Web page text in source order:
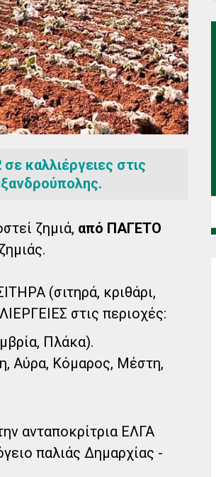
καλλιέργειες στις
ζημιά, από ΠΑΓΕΤΟ
(σιτηρά, κριθάρι,
στις περιοχές:
Πλάκα).
Αύρα, Κόμαρος, Μέστη,
ανταποκρίτρια ΕΛΓΑ
παλιάς Δημαρχίας -